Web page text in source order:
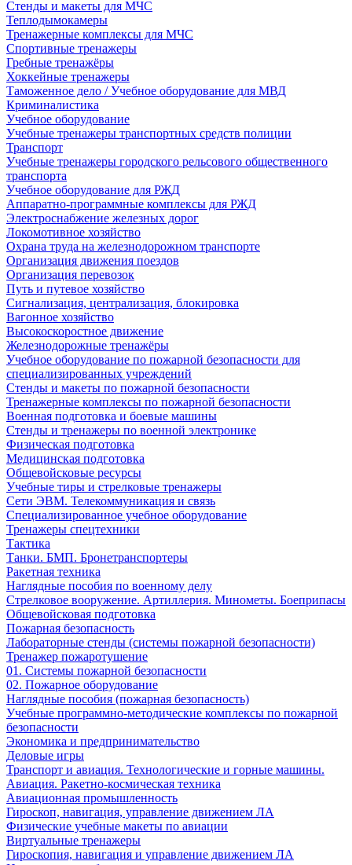
Стенды и макеты для МЧС
Теплодымокамеры
Тренажерные комплексы для МЧС
Спортивные тренажеры
Гребные тренажёры
Хоккейные тренажеры
Таможенное дело / Учебное оборудование для МВД
Криминалистика
Учебное оборудование
Учебные тренажеры транспортных средств полиции
Транспорт
Учебные тренажеры городского рельсового общественного
транспорта
Учебное оборудование для РЖД
Аппаратно-программные комплексы для РЖД
Электроснабжение железных дорог
Локомотивное хозяйство
Охрана труда на железнодорожном транспорте
Организация движения поездов
Организация перевозок
Путь и путевое хозяйство
Сигнализация, централизация, блокировка
Вагонное хозяйство
Высокоскоростное движение
Железнодорожные тренажёры
Учебное оборудование по пожарной безопасности для
специализированных учреждений
Стенды и макеты по пожарной безопасности
Тренажерные комплексы по пожарной безопасности
Военная подготовка и боевые машины
Стенды и тренажеры по военной электронике
Физическая подготовка
Медицинская подготовка
Общевойсковые ресурсы
Учебные тиры и стрелковые тренажеры
Сети ЭВМ. Телекоммуникация и связь
Специализированное учебное оборудование
Тренажеры спецтехники
Тактика
Танки. БМП. Бронетранспортеры
Ракетная техника
Наглядные пособия по военному делу
Стрелковое вооружение. Артиллерия. Минометы. Боеприпасы
Общевойсковая подготовка
Пожарная безопасность
Лабораторные стенды (системы пожарной безопасности)
Тренажер пожаротушение
01. Системы пожарной безопасности
02. Пожарное оборудование
Наглядные пособия (пожарная безопасность)
Учебные программно-методические комплексы по пожарной
безопасности
Экономика и предпринимательство
Деловые игры
Транспорт и авиация. Технологические и горные машины.
Авиация. Ракетно-космическая техника
Авиационная промышленность
Гироскоп, навигация, управление движением ЛА
Физические учебные макеты по авиации
Виртуальные тренажеры
Гироскопия, навигация и управление движением ЛА